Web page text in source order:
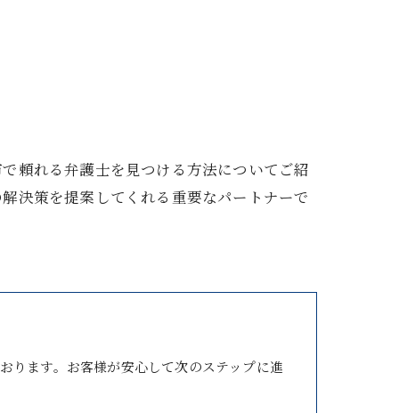
頼れる弁護士を見つける方法についてご紹
決策を提案してくれる重要なパートナーで
ります。お客様が安心して次のステップに進